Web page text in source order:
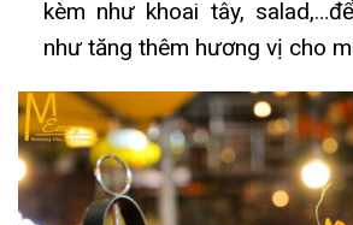
kèm như khoai tây,
như tăng thêm hương vị cho